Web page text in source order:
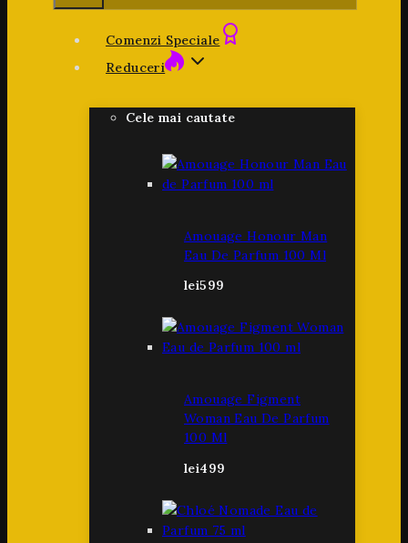
Comenzi Speciale
Reduceri
Cele mai cautate
Amouage Honour Man
Eau De Parfum 100 Ml
lei599
Amouage Figment
Woman Eau De Parfum
100 Ml
lei499